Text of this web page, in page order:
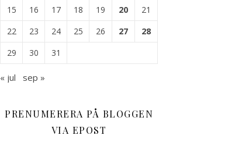
15
16 17 18 19 20
21
22
23 24 25 26 27
28
29
30 31
« jul sep »
PRENUMERERA PÅ BLOGGEN
VIA EPOST